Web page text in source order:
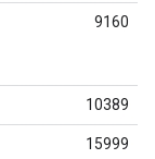
9160
10389
15999